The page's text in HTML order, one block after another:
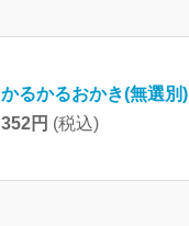
かるかるおかき(無選別)
352円 (税込)